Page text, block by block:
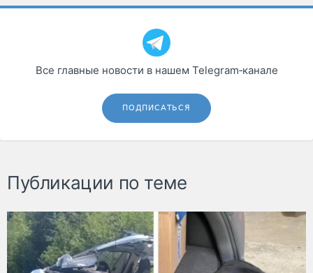
Все главные новости в нашем Telegram‑канале
ПОДПИСАТЬСЯ
Публикации по теме